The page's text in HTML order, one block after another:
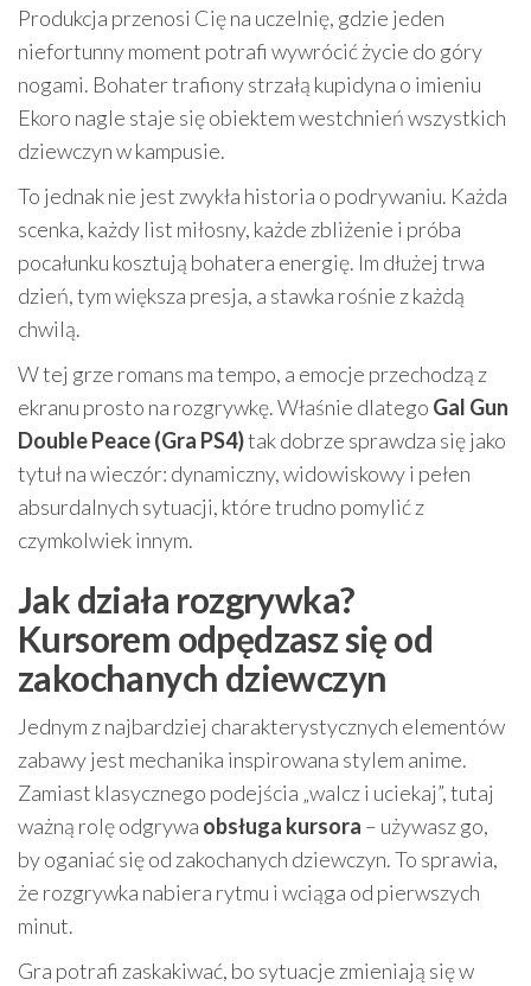
Produkcja przenosi Cię na uczelnię, gdzie jeden
niefortunny moment potrafi wywrócić życie do góry
nogami. Bohater trafiony strzałą kupidyna o imieniu
Ekoro nagle staje się obiektem westchnień wszystkich
dziewczyn w kampusie.
To jednak nie jest zwykła historia o podrywaniu. Każda
scenka, każdy list miłosny, każde zbliżenie i próba
pocałunku kosztują bohatera energię. Im dłużej trwa
dzień, tym większa presja, a stawka rośnie z każdą
chwilą.
W tej grze romans ma tempo, a emocje przechodzą z
ekranu prosto na rozgrywkę. Właśnie dlatego Gal Gun
Double Peace (Gra PS4)tak dobrze sprawdza się jako
tytuł na wieczór: dynamiczny, widowiskowy i pełen
absurdalnych sytuacji, które trudno pomylić z
czymkolwiek innym.
Jak działa rozgrywka?
Kursorem odpędzasz się od
zakochanych dziewczyn
Jednym z najbardziej charakterystycznych elementów
zabawy jest mechanika inspirowana stylem anime.
Zamiast klasycznego podejścia „walcz i uciekaj”, tutaj
ważną rolę odgrywa obsługa kursora – używasz go,
by oganiać się od zakochanych dziewczyn. To sprawia,
że rozgrywka nabiera rytmu i wciąga od pierwszych
minut.
Gra potrafi zaskakiwać, bo sytuacje zmieniają się w